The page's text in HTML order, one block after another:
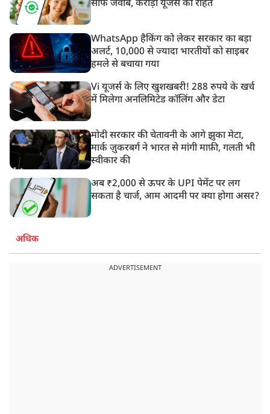
साफ जवाब, करोड़ों यूजर्स को राहत
WhatsApp हैकिंग को लेकर सरकार का बड़ा
अलर्ट, 10,000 से ज्यादा भारतीयों को साइबर
हमले से बचाया गया
Vi यूजर्स के लिए खुशखबरी! 288 रुपये के खर्च
में मिलेगा अनलिमिटेड कॉलिंग और डेटा
मोदी सरकार की चेतावनी के आगे झुका मेटा,
मार्क ज़ुकरबर्ग ने भारत से मांगी माफ़ी, गलती भी
स्वीकार की
अब ₹2,000 से ऊपर के UPI पेमेंट पर लग
सकता है चार्ज, आम आदमी पर क्या होगा असर?
अधिक
ADVERTISEMENT